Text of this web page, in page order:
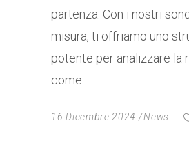
partenza. Con i nostri
misura, ti offriamo uno
potente per analizzare la
come
16 Dicembre 2024 News